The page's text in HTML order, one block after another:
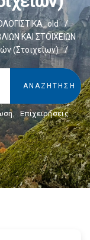
/
ΚΑΙ ΣΤΟΙΧΕΙΩΝ
(στοιχείων) /
, Επιχειρήσεις